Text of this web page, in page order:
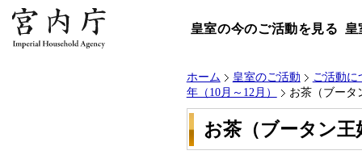
皇室の今のご活動を見る 皇
ホーム 皇室のご活動
ご活動に
年（10月～12月）
お茶（ブータ
お茶（ブータン王